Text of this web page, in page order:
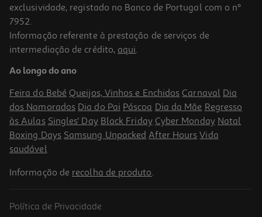
Macbook Pro 16' Apple (13'' M5 Pro/48gb/1tb Space Black)
4159.99 €/un
4.159,99 €
exclusividade, registado no Banco de Portugal com o nº
7952.
Informação referente à prestação de serviços de
intermediação de crédito, aqui.
Ao longo do ano
Feira do Bebé Queijos, Vinhos e Enchidos Carnaval Dia
dos Namorados Dia do Pai Páscoa Dia da Mãe Regresso
às Aulas Singles' Day Black Friday Cyber Monday Natal
Boxing Days Samsung Unpacked After Hours Vida
saudável
Informação de recolha de produto.
Política de Privacidade